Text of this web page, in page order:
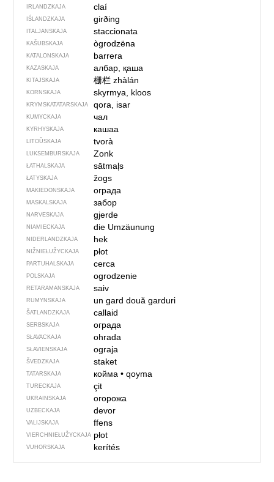
IRLANDZKAJA claí
IŚLANDZKAJA girðing
ITALJANSKAJA staccionata
KAŠUBSKAJA ògrodzëna
KATALONSKAJA barrera
KAZASKAJA албар, қаша
KITAJSKAJA 栅栏zhàlán
KORNSKAJA skyrmya, kloos
KRYMSKA­TATARSKAJA qora, isar
KUMYCKAJA чал
KYRHYSKAJA кашаа
LITOŬSKAJA tvorà
LUKSEMBURSKAJA Zonk
ŁATHALSKAJA sātmaļs
ŁATYSKAJA žogs
MAKIEDONSKAJA ограда
MASKALSKAJA забор
NARVESKAJA gjerde
NIAMIECKAJA die Umzäunung
NIDERLANDZKAJA hek
NIŽNIEŁUŽYCKAJA płot
PARTUHALSKAJA cerca
POLSKAJA ogrodzenie
RETARAMANSKAJA saiv
RUMYNSKAJA un garddouă garduri
ŠATLANDZKAJA callaid
SERBSKAJA ограда
SŁAVACKAJA ohrada
SŁAVIENSKAJA ograja
ŠVEDZKAJA staket
TATARSKAJA койма• qoyma
TURECKAJA çit
UKRAINSKAJA огорожа
UZBECKAJA devor
VALIJSKAJA ffens
VIERCHNIE­ŁUŽYCKAJA płot
VUHORSKAJA kerítés